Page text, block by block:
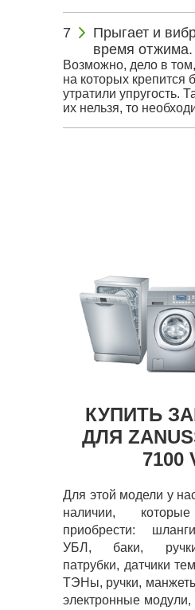
Прыгает и
время отжима.
Возможно, дело в
на которых крепится
утратили упругость.
их нельзя, то
КУПИТЬ
ДЛЯ
7100
Для этой модели у
наличии,
приобрести:
УБЛ, баки,
патрубки, датчики
ТЭНы, ручки,
электронные